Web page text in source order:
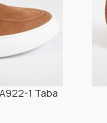
1 Taba